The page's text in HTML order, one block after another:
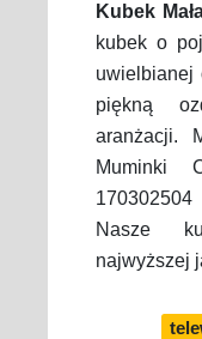
Kubek
kubek o
uwielbianej
piękną
aranżacji.
Muminki
Nasze
najwyższej